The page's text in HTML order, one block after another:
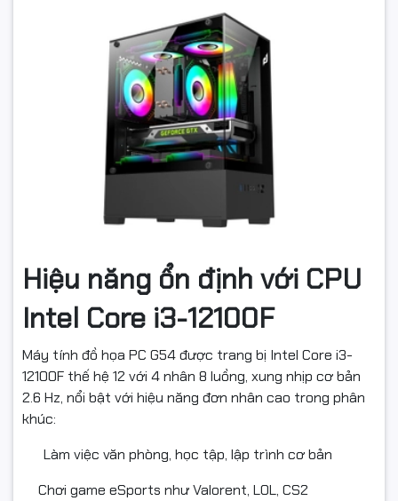
Hiệu năng ổn định với CPU
Intel Core i3-12100F
Máy tính đồ họa PC G54 được trang bị Intel Core i3-
12100F thế hệ 12 với 4 nhân 8 luồng, xung nhịp cơ bản
2.6 Hz, nổi bật với hiệu năng đơn nhân cao trong phân
khúc:
Làm việc văn phòng, học tập, lập trình cơ bản
Chơi game eSports như Valorent, LOL, CS2